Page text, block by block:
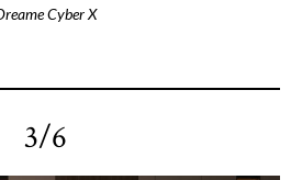
Cyber X
3/6